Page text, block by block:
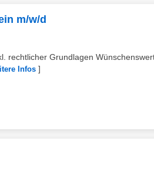
m/w/d
rechtlicher Grundlagen
Infos ]